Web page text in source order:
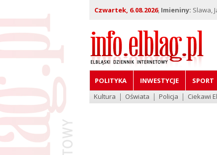
Czwartek, 6.08.2026, Imieniny: Slawa,
POLITYKA INWESTYCJE SPORT
Kultura
Oświata Policja Ciekawi